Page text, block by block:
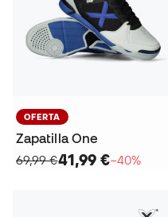
OFERTA
Zapatilla One
69,99 €41,99 €−40%